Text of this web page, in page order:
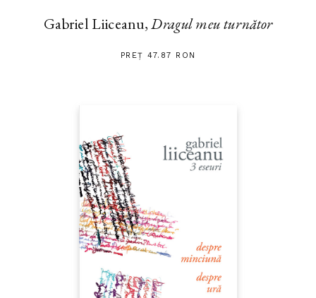
Gabriel Liiceanu,Dragul meu turnător
PREȚ 47.87 RON